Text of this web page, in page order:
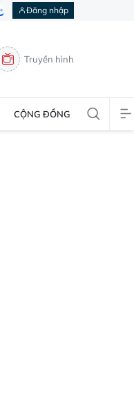
Đăng nhập
Truyền hình
CỘNG ĐỒNG